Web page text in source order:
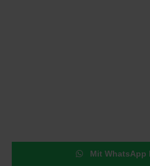
Mit WhatsApp